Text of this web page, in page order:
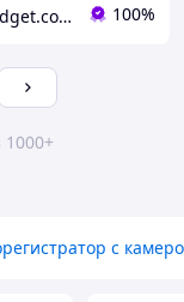
Novagadget.com.ua - сучасний інтернет-магазин техніки 100%
1000+
с